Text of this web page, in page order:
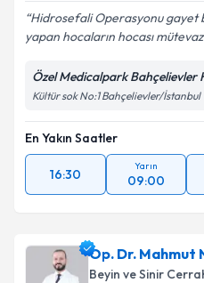
Hidrosefali Operasyonu gayet
yapan hocaların hocası
Özel Medicalpark Bahçelievler
Kültür sok No:1 Bahçelievler/İstanbul
En Yakın Saatler
16:30
Yarın
09:00
Op. Dr. Mahmut
Beyin ve Sinir